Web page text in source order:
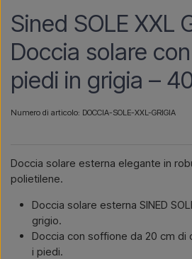
Sined SOLE XXL
Doccia solare
piedi in grigia –
Numero di articolo: DOCCIA-SOLE-XXL-GRIGIA
Doccia solare esterna elegante in
polietilene.
Doccia solare esterna SINED
grigio.
Doccia con soffione da 20 cm
i piedi.